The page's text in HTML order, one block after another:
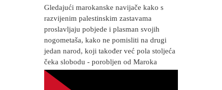
Gledajući marokanske navijače kako s
razvijenim palestinskim zastavama
proslavljaju pobjede i plasman svojih
nogometaša, kako ne pomisliti na drugi
jedan narod, koji također već pola stoljeća
čeka slobodu - porobljen od Maroka